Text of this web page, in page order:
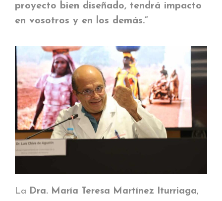
proyecto bien diseñado, tendrá impacto
en vosotros y en los demás.”
La Dra. María Teresa Martínez Iturriaga,